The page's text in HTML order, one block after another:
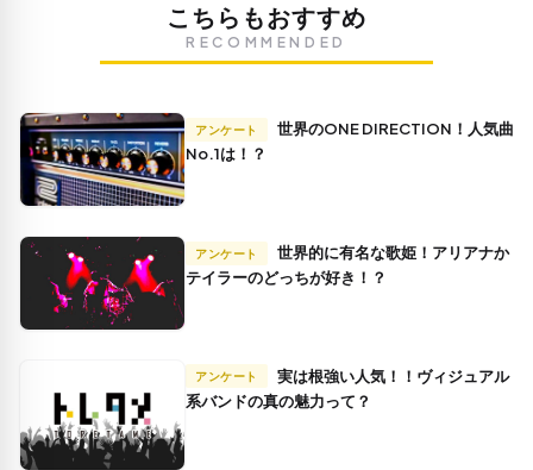
こちらもおすすめ
RECOMMENDED
アンケート
No.1は！？
アンケート
テイラーのどっちが好き！？
アンケート
系バンドの真の魅力って？